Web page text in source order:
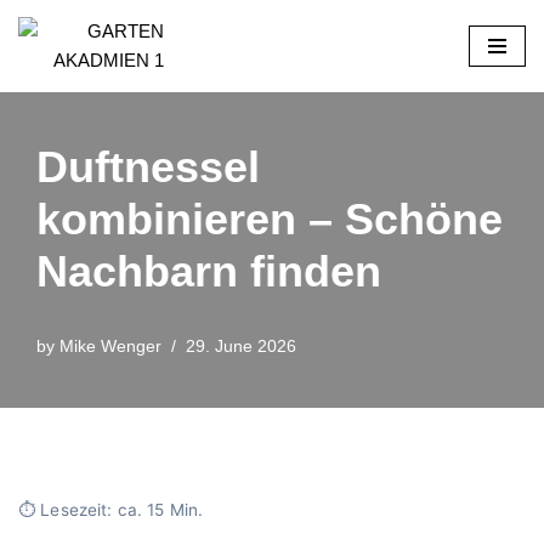
to
Duftnessel
kombinieren – Schöne
Nachbarn finden
by Mike Wenger 29. June 2026
⏱ Lesezeit: ca. 15 Min.